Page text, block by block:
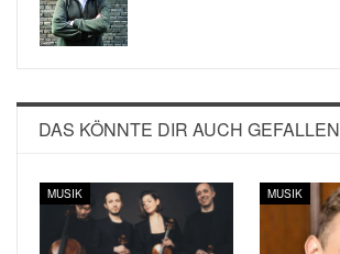
DAS KÖNNTE DIR AUCH GEFALLEN
MUSIK MUSIK